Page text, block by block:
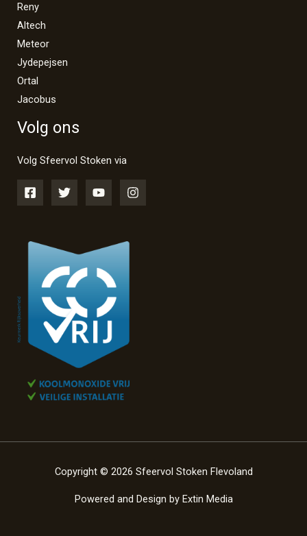
Reny
Altech
Meteor
Jydepejsen
Ortal
Jacobus
Volg ons
Volg Sfeervol Stoken via
Copyright © 2026 Sfeervol Stoken Flevoland
Powered and Design by Extin Media